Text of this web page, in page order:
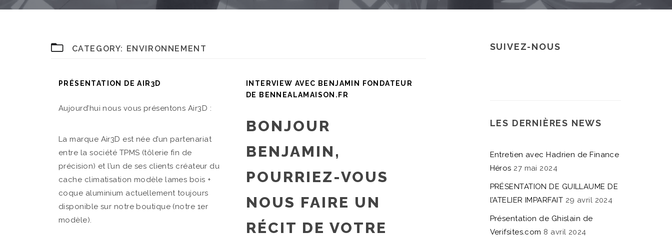
CATEGORY: ENVIRONNEMENT
PRÉSENTATION DE AIR3D
Aujourd’hui nous vous présentons Air3D :
La marque Air3D est née d’un partenariat
entre la société TPMS (tôlerie fin de
précision) et l’un de ses clients créateur du
cache climatisation modèle lames bois +
coque aluminium actuellement toujours
disponible sur notre boutique (notre 1er
modèle).
INTERVIEW AVEC BENJAMIN FONDATEUR
DE BENNEALAMAISON.FR
BONJOUR
BENJAMIN,
POURRIEZ-VOUS
NOUS FAIRE UN
RÉCIT DE VOTRE
SUIVEZ-NOUS
LES DERNIÈRES NEWS
Entretien avec Hadrien de Finance
Héros 27 mai 2024
PRÉSENTATION DE GUILLAUME DE
l’ATELIER IMPARFAIT 29 avril 2024
Présentation de Ghislain de
Verifsites.com 8 avril 2024